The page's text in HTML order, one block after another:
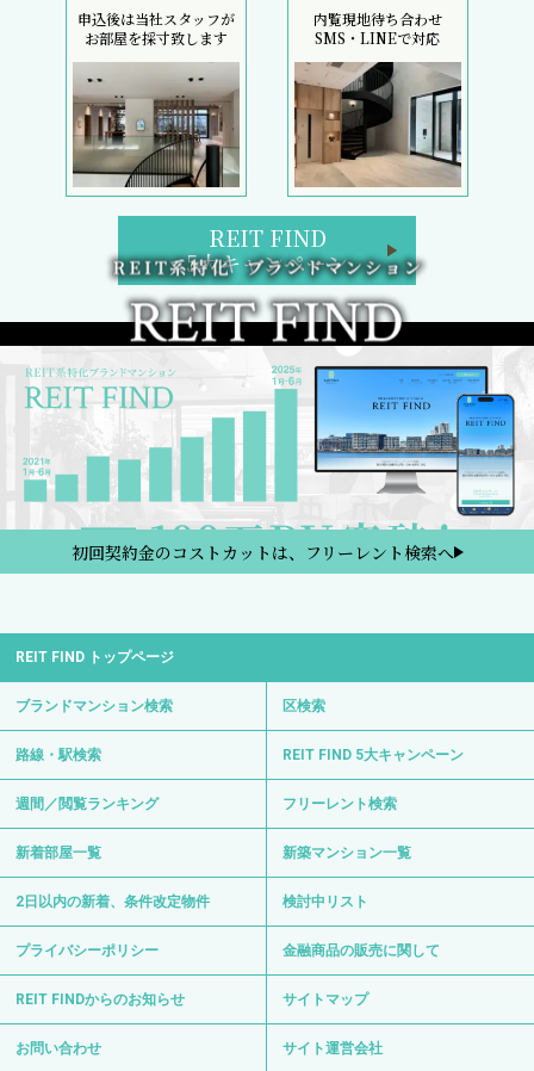
申込後は当社スタッフが
お部屋を採寸致します
内覧現地待ち合わせ
SMS・LINEで対応
REIT FIND
5大キャンペーン
初回契約金のコストカットは、フリーレント検索へ
REIT FIND トップページ
ブランドマンション検索 区検索
路線・駅検索 REIT FIND 5大キャンペーン
週間／閲覧ランキング フリーレント検索
新着部屋一覧 新築マンション一覧
2日以内の新着、条件改定物件 検討中リスト
プライバシーポリシー 金融商品の販売に関して
REIT FINDからのお知らせ サイトマップ
お問い合わせ サイト運営会社